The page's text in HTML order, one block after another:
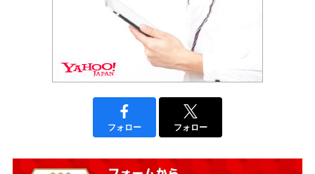
フォロー フォロー